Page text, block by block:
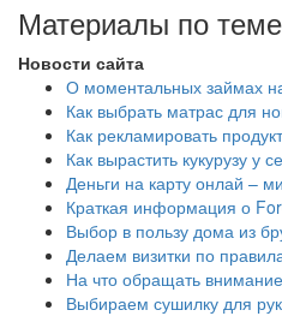
Материалы по
Новости сайта
О моментальных займах
Как выбрать матрас для
Как рекламировать
Как вырастить кукурузу у
Деньги на карту онлай –
Краткая информация о
Выбор в пользу дома из
Делаем визитки по
На что обращать
Выбираем сушилку для рук